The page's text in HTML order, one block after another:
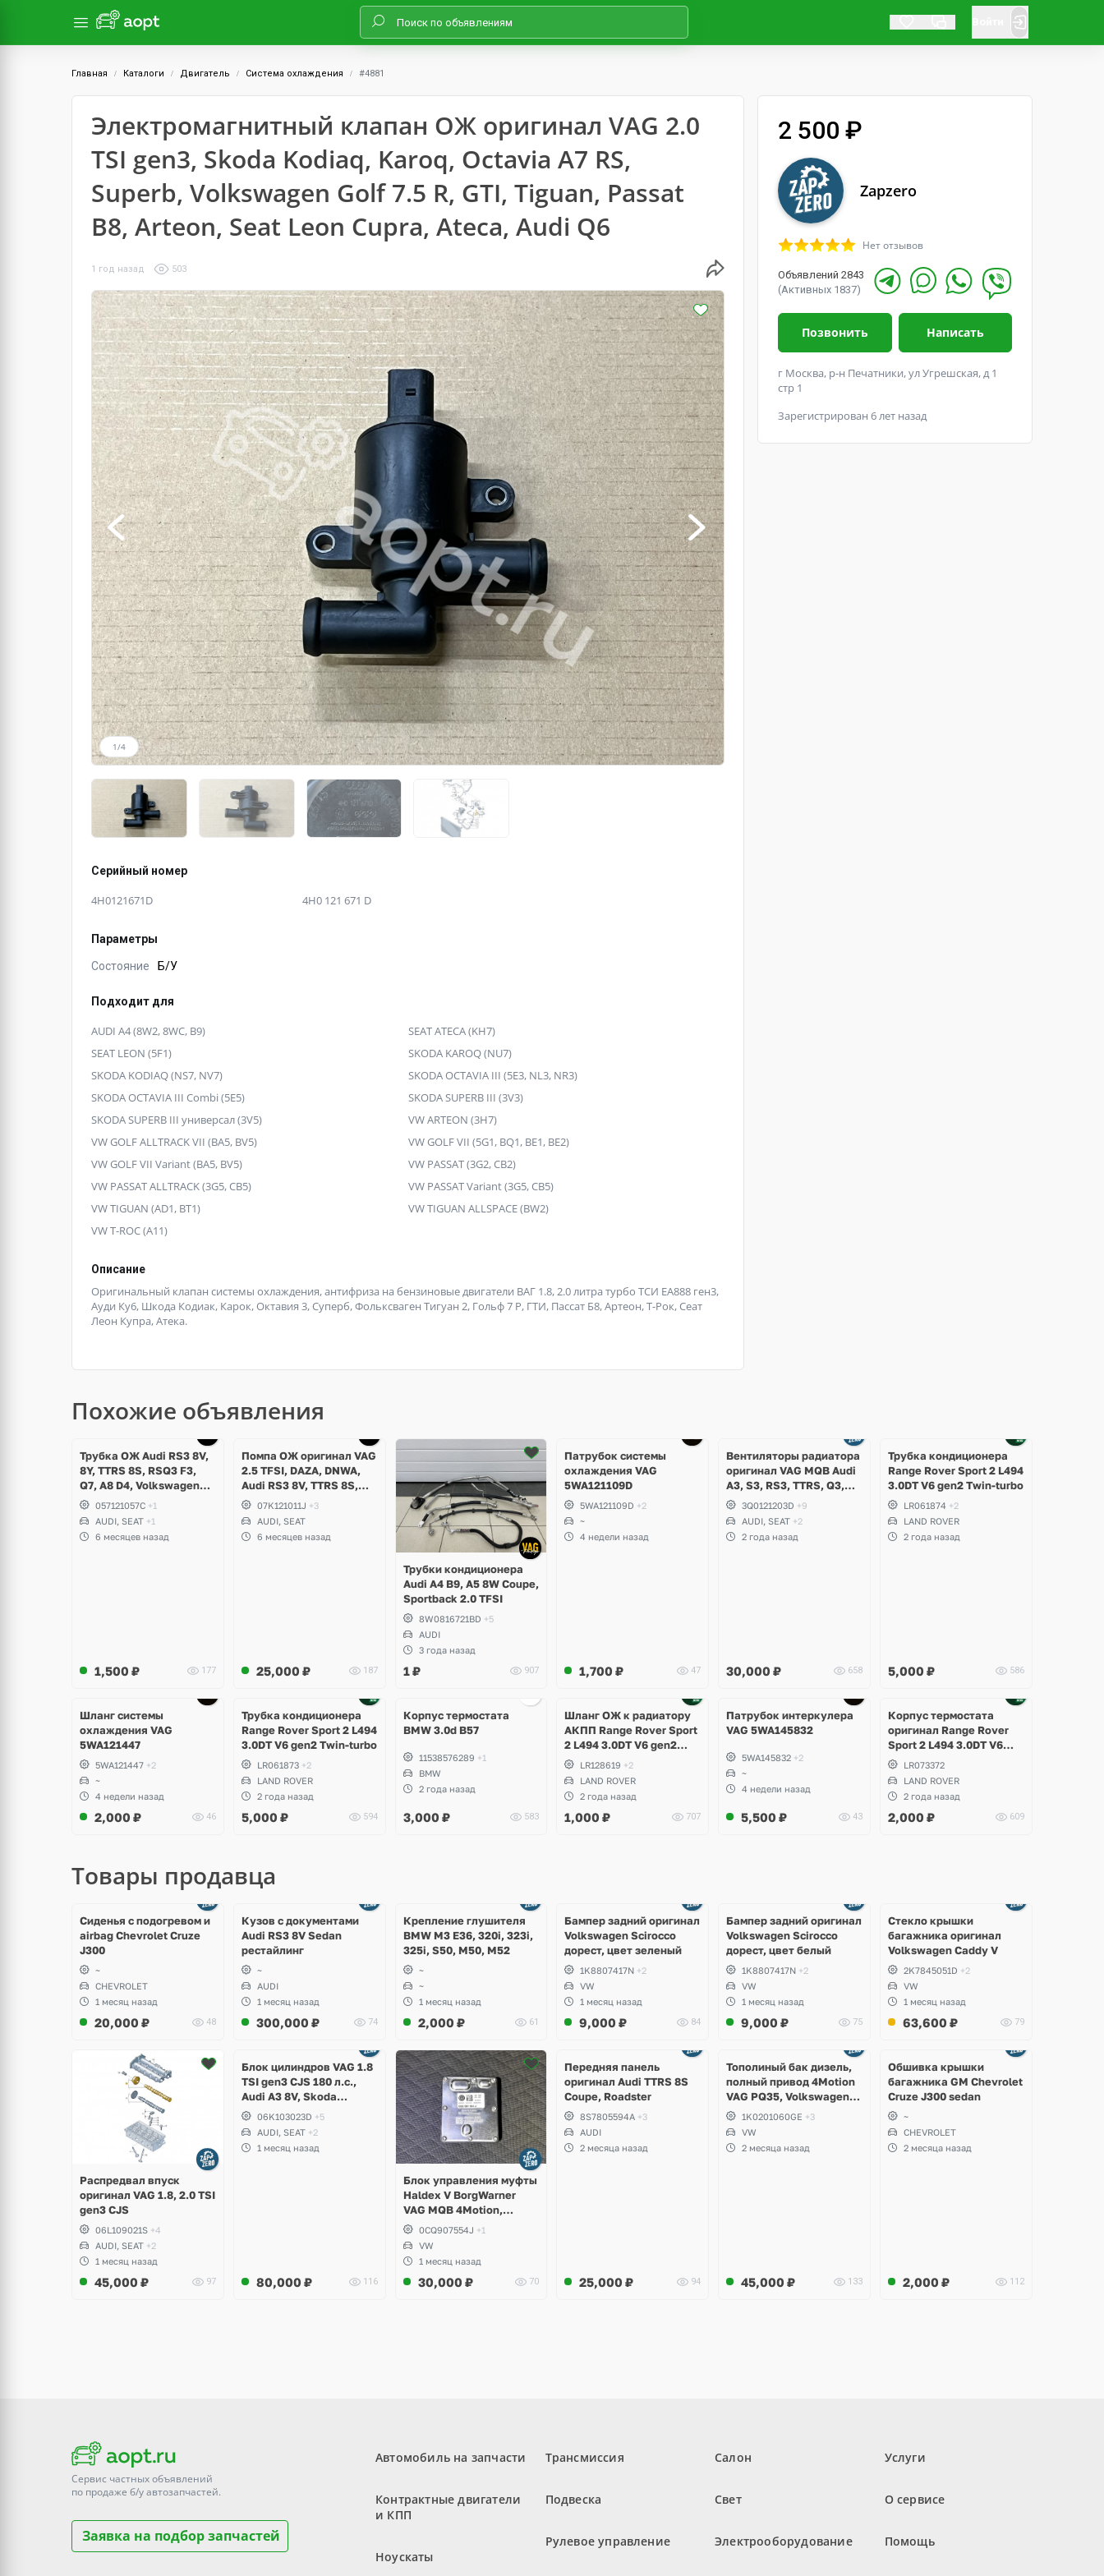
Главная Каталоги Двигатель Система охлаждения #4881
Электромагнитный клапан ОЖ оригинал VAG 2.0
TSI gen3, Skoda Kodiaq, Karoq, Octavia A7 RS,
Superb, Volkswagen Golf 7.5 R, GTI, Tiguan, Passat
B8, Arteon, Seat Leon Cupra, Ateca, Audi Q6
1 год назад 503
1/4
Серийный номер
4H0121671D 4H0 121 671 D
Параметры
Состояние Б/У
Подходит для
AUDI A4 (8W2, 8WC, B9)
SEAT ATECA (KH7)
SEAT LEON (5F1)
SKODA KAROQ (NU7)
SKODA KODIAQ (NS7, NV7)
SKODA OCTAVIA III (5E3, NL3, NR3)
SKODA OCTAVIA III Combi (5E5)
SKODA SUPERB III (3V3)
SKODA SUPERB III универсал (3V5)
VW ARTEON (3H7)
VW GOLF ALLTRACK VII (BA5, BV5)
VW GOLF VII (5G1, BQ1, BE1, BE2)
VW GOLF VII Variant (BA5, BV5)
VW PASSAT (3G2, CB2)
VW PASSAT ALLTRACK (3G5, CB5)
VW PASSAT Variant (3G5, CB5)
VW TIGUAN (AD1, BT1)
VW TIGUAN ALLSPACE (BW2)
VW T-ROC (A11)
Описание
Оригинальный клапан системы охлаждения, антифриза на бензиновые двигатели ВАГ 1.8, 2.0 литра турбо ТСИ ЕА888 ген3,
Ауди Ку6, Шкода Кодиак, Карок, Октавия 3, Суперб, Фольксваген Тигуан 2, Гольф 7 Р, ГТИ, Пассат Б8, Артеон, Т-Рок, Сеат
Леон Купра, Атека.
2 500 ₽
Zapzero
Нет отзывов
Объявлений 2843
(Активных 1837)
Позвонить Написать
г Москва, р-н Печатники, ул Угрешская, д 1
стр 1
Зарегистрирован 6 лет назад
Похожие объявления
Трубка ОЖ Audi RS3 8V,
8Y, TTRS 8S, RSQ3 F3,
Q7, A8 D4, Volkswagen
Touareg NF, Seat
Formentor Cupra 2.5 TFSI
DAZA, DNWA, CZGB
057121057C +1
AUDI, SEAT +1
6 месяцев назад
1,500 ₽ 177
Помпа ОЖ оригинал VAG
2.5 TFSI, DAZA, DNWA,
Audi RS3 8V, TTRS 8S,
RSQ3 F3
07K121011J +3
AUDI, SEAT
6 месяцев назад
25,000 ₽ 187
Трубки кондиционера
Audi A4 B9, A5 8W Coupe,
Sportback 2.0 TFSI
8W0816721BD +5
AUDI
3 года назад
1₽ 907
Патрубок системы
охлаждения VAG
5WA121109D
5WA121109D +2
~
4 недели назад
1,700 ₽ 47
Вентиляторы радиатора
оригинал VAG MQB Audi
A3, S3, RS3, TTRS, Q3,
RSQ3, Volkswagen
Tiguan 2, Allspace,
Arteon, Passat B8,
Multivan, Transporter T6,
3Q0121203D +9
AUDI, SEAT +2
2 года назад
30,000 ₽ 658
Трубка кондиционера
Range Rover Sport 2 L494
3.0DT V6 gen2 Twin-turbo
LR061874 +2
LAND ROVER
2 года назад
5,000 ₽ 586
Шланг системы
охлаждения VAG
5WA121447
5WA121447 +2
~
4 недели назад
2,000 ₽ 46
Трубка кондиционера
Range Rover Sport 2 L494
3.0DT V6 gen2 Twin-turbo
LR061873 +2
LAND ROVER
2 года назад
5,000 ₽ 594
Корпус термостата
BMW 3.0d B57
11538576289 +1
BMW
2 года назад
3,000 ₽ 583
Шланг ОЖ к радиатору
АКПП Range Rover Sport
2 L494 3.0DT V6 gen2
Twin-turbo
LR128619 +2
LAND ROVER
2 года назад
1,000 ₽ 707
Патрубок интеркулера
VAG 5WA145832
5WA145832 +2
~
4 недели назад
5,500 ₽ 43
Корпус термостата
оригинал Range Rover
Sport 2 L494 3.0DT V6
gen2 Twin-turbo
LR073372
LAND ROVER
2 года назад
2,000 ₽ 609
Товары продавца
Сиденья с подогревом и
airbag Chevrolet Cruze
J300
~
CHEVROLET
1 месяц назад
20,000 ₽ 48
Кузов с документами
Audi RS3 8V Sedan
рестайлинг
~
AUDI
1 месяц назад
300,000 ₽ 74
Крепление глушителя
BMW M3 E36, 320i, 323i,
325i, S50, M50, M52
~
~
1 месяц назад
2,000 ₽ 61
Бампер задний оригинал
Volkswagen Scirocco
дорест, цвет зеленый
1K8807417N +2
VW
1 месяц назад
9,000 ₽ 84
Бампер задний оригинал
Volkswagen Scirocco
дорест, цвет белый
1K8807417N +2
VW
1 месяц назад
9,000 ₽ 75
Стекло крышки
багажника оригинал
Volkswagen Caddy V
2K7845051D +2
VW
1 месяц назад
63,600 ₽ 79
Распредвал впуск
оригинал VAG 1.8, 2.0 TSI
gen3 CJS
06L109021S +4
AUDI, SEAT +2
1 месяц назад
45,000 ₽ 97
2 фото
Блок цилиндров VAG 1.8
TSI gen3 CJS 180 л.с.,
Audi A3 8V, Skoda
Octavia A7, Superb,
Volkswagen Passat B8,
Golf VII Alltrack, Seat
Leon
06K103023D +5
AUDI, SEAT +2
1 месяц назад
80,000 ₽ 116
Блок управления муфты
Haldex V BorgWarner
VAG MQB 4Motion,
Volkswagen Tiguan
0CQ907554J +1
VW
1 месяц назад
30,000 ₽ 70
2 фото
Передняя панель
оригинал Audi TTRS 8S
Coupe, Roadster
8S7805594A +3
AUDI
2 месяца назад
25,000 ₽ 94
Тополиный бак дизель,
полный привод 4Motion
VAG PQ35, Volkswagen
Scirocco, Golf V, VI,
Skoda Yeti, Octavia A5,
Superb, Audi A3, Seat
Altea
1K0201060GE +3
VW
2 месяца назад
45,000 ₽ 133
Обшивка крышки
багажника GM Chevrolet
Cruze J300 sedan
~
CHEVROLET
2 месяца назад
2,000 ₽ 112
Сервис частных объявлений
по продаже б/уавтозапчастей.
Заявка на подбор запчастей
Автомобиль на запчасти
Контрактные двигатели
и КПП
Ноускаты
Трансмиссия
Подвеска
Рулевое управление
Салон
Свет
Электрооборудование
Услуги
О сервисе
Помощь